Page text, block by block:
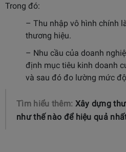
Trong đó:
– Thu nhập vô hình chính
thương hiệu.
– Nhu cầu của doanh
định mục tiêu kinh doanh
và sau đó đo lường mức
Tìm hiểu thêm: Xây dựng
như thế nào để hiệu quả